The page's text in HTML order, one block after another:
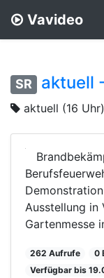
Vavideo
SR aktuell
aktuell (16 Uhr)
Ausstellung in
Gartenmesse
262 Aufrufe 0
Verfügbar bis